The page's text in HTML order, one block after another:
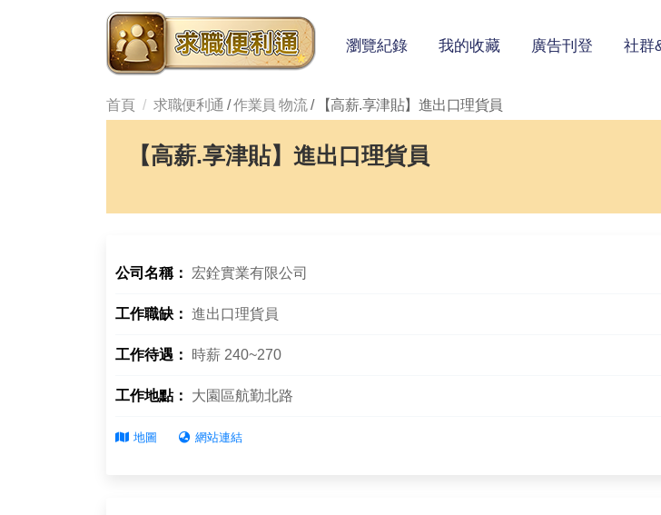
瀏覽紀錄 我的收藏 廣告刊登 社群
首頁 求職便利通 /作業員 物流/ 【高薪.享津貼】進出口理貨員
【高薪.享津貼】進出口理貨員
公司名稱： 宏銓實業有限公司
工作職缺： 進出口理貨員
工作待遇： 時薪 240~270
工作地點： 大園區航勤北路
地圖 網站連結